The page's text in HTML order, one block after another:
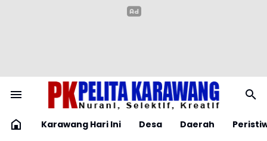
Karawang Hari Ini Desa Daerah